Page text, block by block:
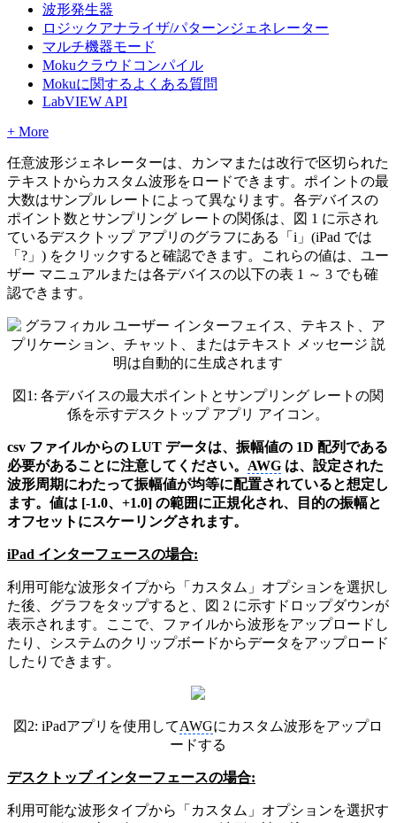
波形発生器
ロジックアナライザ/パターンジェネレーター
マルチ機器モード
Mokuクラウドコンパイル
Mokuに関するよくある質問
LabVIEW API
+ More
任意波形ジェネレーターは、カンマまたは改行で区切られた
テキストからカスタム波形をロードできます。ポイントの最
大数はサンプル レートによって異なります。各デバイスの
ポイント数とサンプリング レートの関係は、図 1 に示され
ているデスクトップ アプリのグラフにある「i」(iPad では
「?」) をクリックすると確認できます。これらの値は、ユー
ザー マニュアルまたは各デバイスの以下の表 1 ～ 3 でも確
認できます。
図 1: 各デバイスの最大ポイントとサンプリング レートの関
係を示すデスクトップ アプリ アイコン。
csv ファイルからの LUT データは、振幅値の 1D 配列である
必要があることに注意してください。 AWG は、設定された
波形周期にわたって振幅値が均等に配置されていると想定し
ます。値は [-1.0、+1.0] の範囲に正規化され、目的の振幅と
オフセットにスケーリングされます。
iPad インターフェースの場合:
利用可能な波形タイプから「カスタム」オプションを選択し
た後、グラフをタップすると、図 2 に示すドロップダウンが
表示されます。ここで、ファイルから波形をアップロードし
たり、システムのクリップボードからデータをアップロード
したりできます。
図 2: iPadアプリを使用してAWGにカスタム波形をアップロ
ードする
デスクトップ インターフェースの場合:
利用可能な波形タイプから「カスタム」オプションを選択す